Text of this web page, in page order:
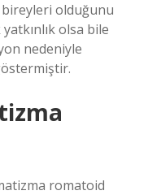
bireyleri olduğunu
olsa bile
nedeniyle
romatoid